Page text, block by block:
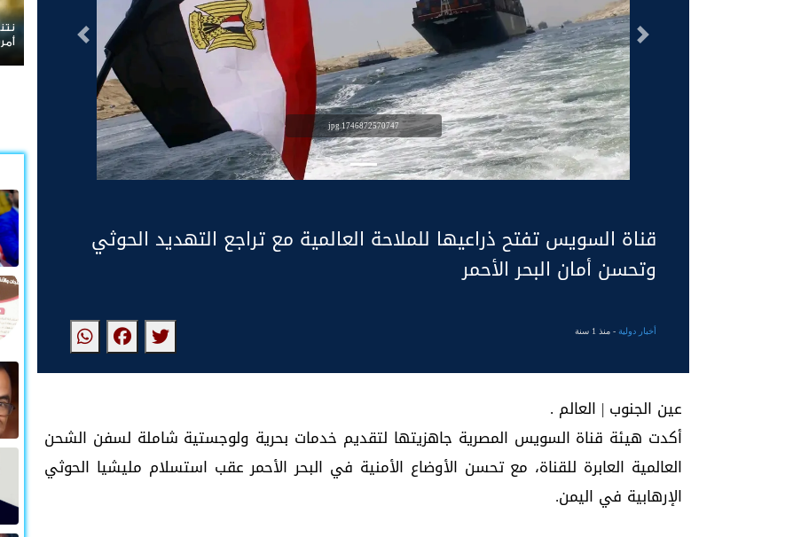
1746872570747.jpg
التالى السابق
قناة السويس تفتح ذراعيها للملاحة العالمية مع تراجع التهديد الحوثي
وتحسن أمان البحر الأحمر
أخبار دولية- منذ 1 سنة
عين الجنوب | العالم .
أكدت هيئة قناة السويس المصرية جاهزيتها لتقديم خدمات بحرية ولوجستية شاملة لسفن الشحن
العالمية العابرة للقناة، مع تحسن الأوضاع الأمنية في البحر الأحمر عقب استسلام مليشيا الحوثي
الإرهابية في اليمن.
نتنياهو يرفض الانسحاب
أمريكية